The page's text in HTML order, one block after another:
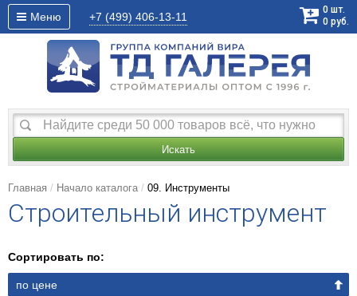
Меню +7 (499) 406-13-11
0 шт.
0 руб.
Искать
Главная Начало каталога 09. Инструменты
Строительный инструмент
Сортировать по:
по цене